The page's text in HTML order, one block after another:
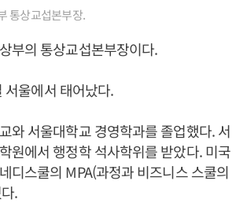
통상교섭본부장.
부의 통상교섭본부장이다.
울에서 태어났다.
와 서울대학교 경영학과를 졸업했다. 서
원에서 행정학 석사학위를 받았다. 미국
디스쿨의 MPA(과정과 비즈니스 스쿨의
.